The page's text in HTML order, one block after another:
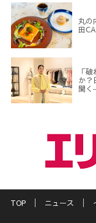
丸の
田
「
か？
聞
TOP ニュース